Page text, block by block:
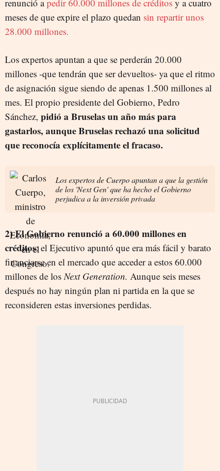
renunció apedir 60.000 millones de créditos y a cuatro
meses de que expire el plazo quedan sin repartir unos
28.000 millones.
Los expertos apuntan a que se perderán 20.000
millones -que tendrán que ser devueltos- ya que el ritmo
de asignación sigue siendo de apenas 1.500 millones al
mes. El propio presidente del Gobierno, Pedro
Sánchez, pidió a Bruselas un año más para
gastarlos, aunque Bruselas rechazó una solicitud
que reconocía explícitamente el fracaso.
Los expertos de Cuerpo apuntan a que la gestión
de los 'Next Gen' que ha hecho el Gobierno
perjudica a la inversión privada
2) El Gobierno renunció a 60.000 millones en
créditos: el Ejecutivo apuntó que era más fácil y barato
financiarse en el mercado que acceder a estos 60.000
millones de los Next Generation. Aunque seis meses
después no hay ningún plan ni partida en la que se
reconsideren estas inversiones perdidas.